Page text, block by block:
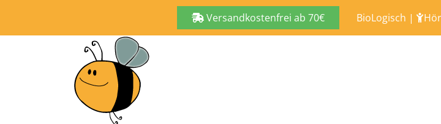
Versandkostenfrei ab 70€ BioLogisch |